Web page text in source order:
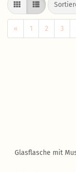
« 1 2 3
Glasflasche mit